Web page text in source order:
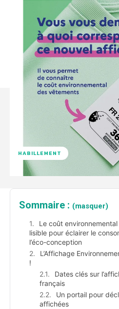
HABILLEMENT
Sommaire : (masquer)
Le coût
lisible pour éclairer le
l’éco-conception
L’Affichage
!
Dates clés sur
français
Un portail pour
affichées